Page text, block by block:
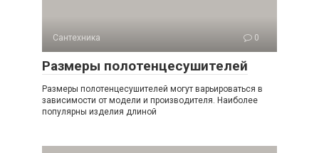
Сантехника 0
Размеры полотенцесушителей
Размеры полотенцесушителей могут варьироваться в
зависимости от модели и производителя. Наиболее
популярны изделия длиной